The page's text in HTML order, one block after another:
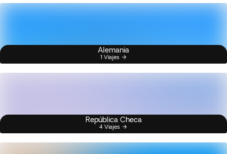
Alemania
1 Viajes
República Checa
4 Viajes